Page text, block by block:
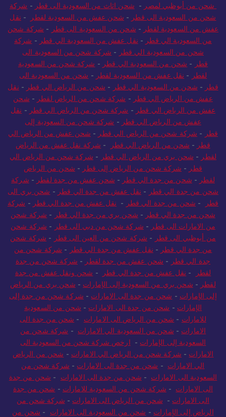
شحن من أبوظبي لمصر - شحن اثاث من السعودية الى قطر - شركة
شحن من السعودية الى قطر - شحن عفش من السعودية لقطر - نقل
عفش من السعودية لقطر - شحن من السعودية الى قطر - شركة شحن
من السعودية الي قطر - نقل عفش من السعودية الي قطر - شركة
شحن من السعودية الي قطر - شركة شحن من السعودية الى
قطر - شحن من السعودية الي قطر - شركة شحن من السعودية
لقطر - نقل عفش من السعودية لقطر - شحن من السعودية الى
قطر - شحن من السعودية الي قطر - شحن من الرياض الي قطر - نقل
عفش من الرياض الي قطر - شركة شحن من الرياض لقطر - شحن
عفش من الرياض الي قطر - شركة شحن من الرياض الي قطر - نقل
عفش من الرياض الي قطر - شركة شحن من السعودية إلى
قطر - شركة شحن من الرياض الي قطر - شحن عفش من الرياض الي
قطر - شحن من الرياض الي قطر - شركة نقل عفش من الرياض
لقطر - شحن بري من الرياض الي قطر - شركة شحن من الرياض الي
قطر - شركة شحن من الرياض إلى قطر - شحن من الرياض
لقطر - شحن من جدة الي قطر - شحن عفش من جدة لقطر - شركة
شحن من جدة الي قطر - نقل عفش من جدة الي قطر - شحن بري الى
قطر
- شحن من جدة الي قطر - نقل عفش من جدة الي قطر - شركة
شحن من جدة الي قطر - شحن بري من جدة الي قطر - شركة شحن
من الامارات الى قطر - شركة شحن من دبي الى قطر - شركة شحن
من أبوظبي الى قطر - شركة شحن من العين الى قطر - شركة شحن
من جدة الي قطر - نقل عفش من جدة الي قطر - شركة شحن من
جدة الي قطر - شحن عفش من جدة لقطر - شركة شحن من جدة
لقطر
- نقل عفش من جدة الي قطر - شحن ونقل عفش من جدة
لقطر - شحن بري من السعودية إلى الإمارات - شحن بري من الرياض
إلى الإمارات - شحن من جدة الى الامارات - شركة شحن من جدة إلى
الإمارات - شحن من جدة الى الامارات - شحن من السعودية
للامارات - شحن من الرياض الى الامارات - شحن من جدة الى
الامارات - شحن من السعودية الي الامارات - شركة شحن من
السعودية إلى الإمارات - ارخص شركة شحن من السعودية الى
الامارات - شركة شحن من الرياض الي الامارات - شحن من الرياض
الي الامارات - شحن من جدة الى الامارات - شركة شحن من
السعودية الى الامارات - شحن من جدة الى الامارات - شحن من جدة
الى الامارات - شركة شحن من السعودية للامارات - شحن من جدة
الى الامارات - شحن من الرياض الى الامارات - شركة شحن من
الرياض إلى الإمارات - شحن من السعودية الى الامارات - شحن من